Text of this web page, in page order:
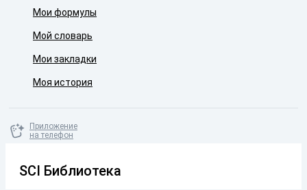
Мои формулы
Мой словарь
Мои закладки
Моя история
Приложение
на телефон
SCI Библиотека